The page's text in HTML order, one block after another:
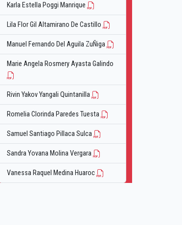
Karla Estella Poggi Manrique
Lila Flor Gil Altamirano De Castillo
Manuel Fernando Del Aguila ZuÑiga
Marie Angela Rosmery Ayasta Galindo
Rivin Yakov Yangali Quintanilla
Romelia Clorinda Paredes Tuesta
Samuel Santiago Pillaca Sulca
Sandra Yovana Molina Vergara
Vanessa Raquel Medina Huaroc